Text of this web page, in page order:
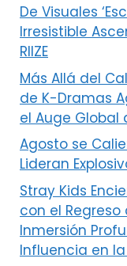
De Visuales
Irresistible
RIIZE
Más Allá del
de K-Dramas
el Auge Global
Agosto se
Lideran
Stray Kids
con el Regreso
Inmersión
Influencia en